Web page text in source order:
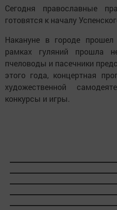
Сегодня православные
готовятся к началу
Накануне в городе
рамках гуляний прошла
пчеловоды и пасечники
этого года, концертная
художественной
конкурсы и игры.